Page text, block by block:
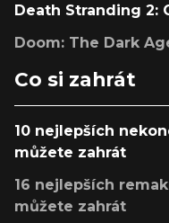
Death Stranding 2:
Doom: The Dark
Co si zahrát
10 nejlepších
můžete zahrát
16 nejlepších
můžete zahrát